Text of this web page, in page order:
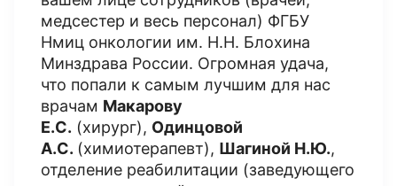
медсестер и весь персонал) ФГБУ
Нмиц онкологии им. Н.Н. Блохина
Минздрава России. Огромная удача,
что попали к самым лучшим для нас
врачам Макарову
Е.С. (хирург), Одинцовой
А.С. (химиотерапевт), Шагиной Н.Ю.,
отделение реабилитации (заведующего